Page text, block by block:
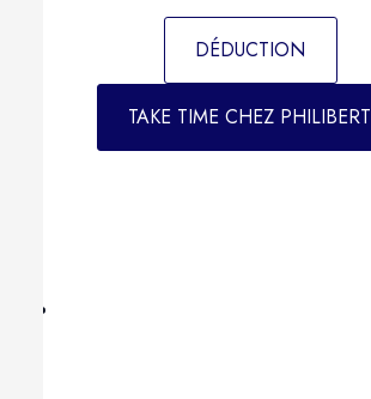
DÉDUCTION
TAKE TIME CHEZ PHILIBERT